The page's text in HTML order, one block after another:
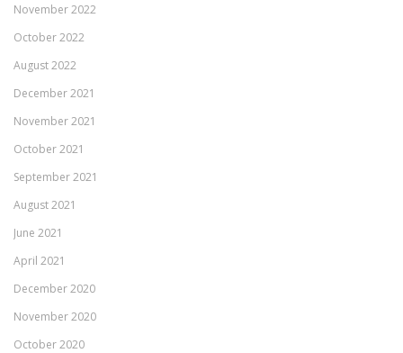
November 2022
October 2022
August 2022
December 2021
November 2021
October 2021
September 2021
August 2021
June 2021
April 2021
December 2020
November 2020
October 2020